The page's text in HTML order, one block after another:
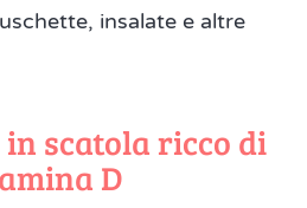
insalate e altre
scatola ricco di
D